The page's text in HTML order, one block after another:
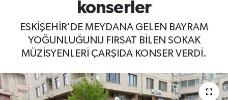
konserler
ESKİŞEHİR'DE MEYDANA GELEN BAYRAM
YOĞUNLUĞUNU FIRSAT BİLEN SOKAK
MÜZİSYENLERİ ÇARŞIDA KONSER VERDİ.